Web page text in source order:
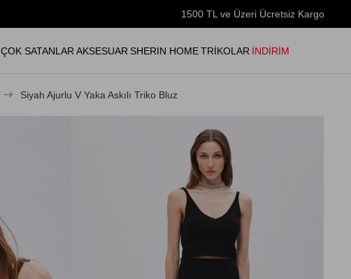
1500 TL ve Üzeri Ücretsiz Kargo
ÇOK SATANLAR AKSESUAR SHERIN HOME TRİKOLAR İNDİRİM
Siyah Ajurlu V Yaka Askılı Triko Bluz